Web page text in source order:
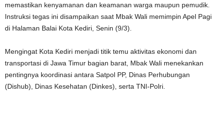
memastikan kenyamanan dan keamanan warga maupun pemudik.
Instruksi tegas ini disampaikan saat Mbak Wali memimpin Apel Pagi
di Halaman Balai Kota Kediri, Senin (9/3).
Mengingat Kota Kediri menjadi titik temu aktivitas ekonomi dan
transportasi di Jawa Timur bagian barat, Mbak Wali menekankan
pentingnya koordinasi antara Satpol PP, Dinas Perhubungan
(Dishub), Dinas Kesehatan (Dinkes), serta TNI-Polri.